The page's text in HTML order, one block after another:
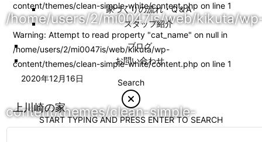
家づくりの流れ・Q＆A
スタッフ紹介
ブログ
お問い合わせ
Search
START TYPING AND PRESS ENTER TO SEARCH
/home/users/2/mi0047is/web/kikuta/
content/themes/clean-simple-
content/themes/clean-simple-white/content.php on line1
Warning: Attempt to read property "cat_name" on null in
/home/users/2/mi0047is/web/kikuta/wp-
content/themes/clean-simple-white/content.php on line1
2020年12月16日
上川崎の家